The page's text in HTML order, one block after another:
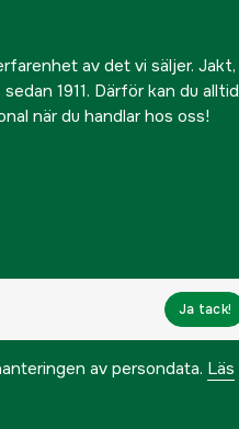
av det vi säljer. Jakt,
1911. Därför kan du alltid
när du handlar hos oss!
Ja tack!
av persondata. Läs